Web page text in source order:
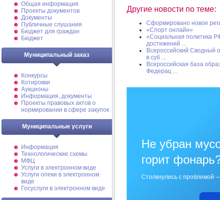
Общая информация
Проекты документов
Документы
Публичные слушания
Бюджет для граждан
Бюджет
Муниципальный заказ
Конкурсы
Котировки
Аукционы
Информация, документы
Проекты правовых актов о
нормировании в сфере закупок
Муниципальные услуги
Информация
Технологические схемы
МФЦ
Услуги в электронном виде
Услуги опеки в электронном
виде
Госуслуги в электронном виде
Другие новости по теме:
Сформировано новое
«Спорт онлайн»
«Социальная политика
достижений ...
Всероссийский Сводный
в суб ...
Всероссийская база
Федерац ...
Не убран
горит
Столкнулись с проблемой